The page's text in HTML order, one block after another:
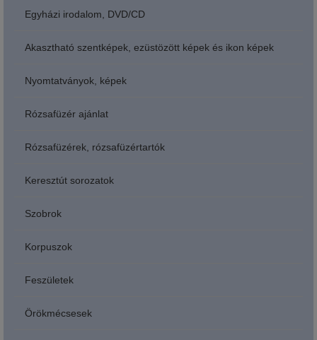
Egyházi irodalom, DVD/CD
Akasztható szentképek, ezüstözött képek és ikon képek
Nyomtatványok, képek
Rózsafüzér ajánlat
Rózsafüzérek, rózsafüzértartók
Keresztút sorozatok
Szobrok
Korpuszok
Feszületek
Örökmécsesek